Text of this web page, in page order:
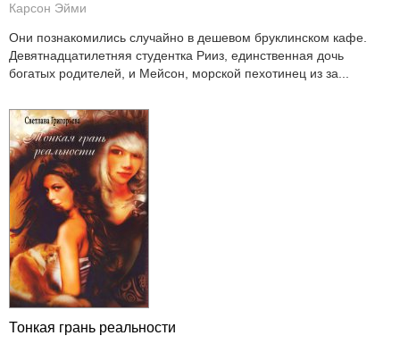
Карсон Эйми
Они познакомились случайно в дешевом бруклинском кафе.
Девятнадцатилетняя студентка Рииз, единственная дочь
богатых родителей, и Мейсон, морской пехотинец из за...
Тонкая грань реальности